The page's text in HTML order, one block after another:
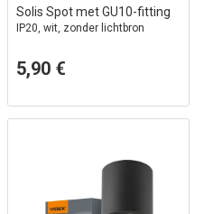
Solis Spot met GU10-fitting
IP20, wit, zonder lichtbron
5,90 €